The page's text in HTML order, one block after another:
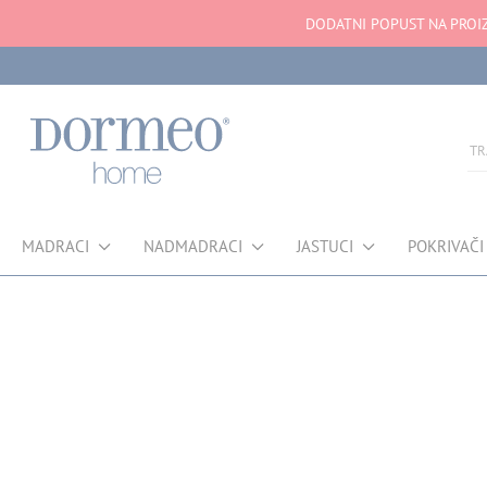
DODATNI POPUST NA
MADRACI NADMADRACI JASTUCI POKRIVAČI